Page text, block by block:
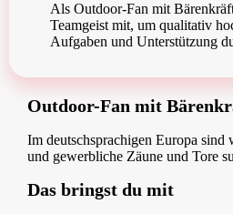
Als Outdoor-Fan mit
Teamgeist mit, um qualitativ
Aufgaben und Unterstützung
Outdoor-Fan mit
Im deutschsprachigen Europa
und gewerbliche Zäune und Tore
Das bringst du mit